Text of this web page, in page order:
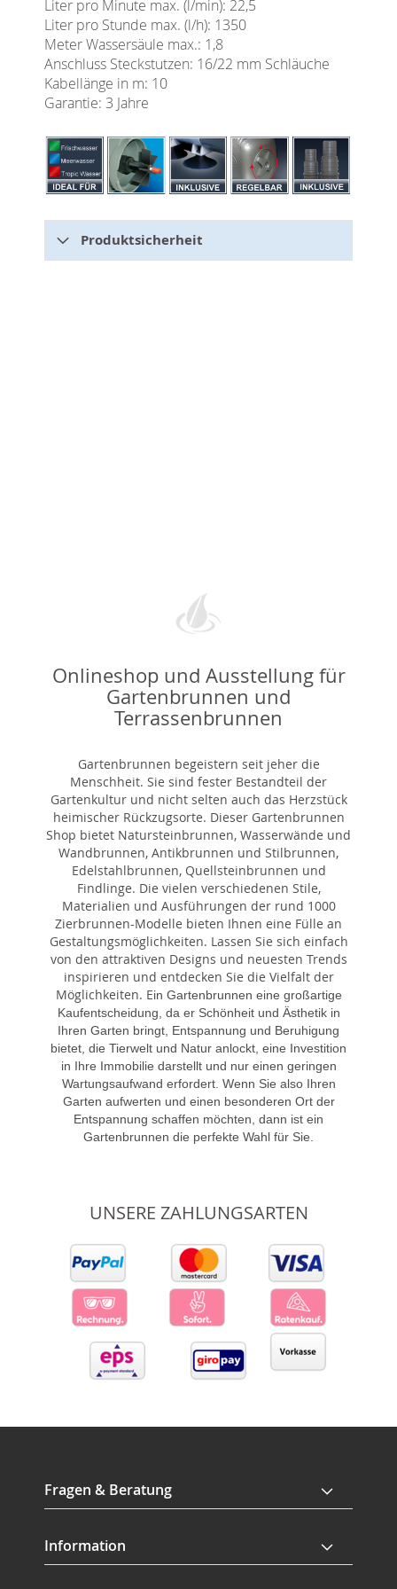
Liter pro Minute max. (l/min): 22,5
Liter pro Stunde max. (l/h): 1350
Meter Wassersäule max.: 1,8
Anschluss Steckstutzen: 16/22 mm Schläuche
Kabellänge in m: 10
Garantie: 3 Jahre
Produktsicherheit
Onlineshop und Ausstellung für
Gartenbrunnen und
Terrassenbrunnen
Gartenbrunnen begeistern seit jeher die
Menschheit. Sie sind fester Bestandteil der
Gartenkultur und nicht selten auch das Herzstück
heimischer Rückzugsorte. Dieser Gartenbrunnen
Shop bietet Natursteinbrunnen, Wasserwände und
Wandbrunnen, Antikbrunnen und Stilbrunnen,
Edelstahlbrunnen, Quellsteinbrunnen und
Findlinge. Die vielen verschiedenen Stile,
Materialien und Ausführungen der rund 1000
Zierbrunnen-Modelle bieten Ihnen eine Fülle an
Gestaltungsmöglichkeiten. Lassen Sie sich einfach
von den attraktiven Designs und neuesten Trends
inspirieren und entdecken Sie die Vielfalt der
Möglichkeiten. Ein Gartenbrunnen eine großartige
Kaufentscheidung, da er Schönheit und Ästhetik in
Ihren Garten bringt, Entspannung und Beruhigung
bietet, die Tierwelt und Natur anlockt, eine Investition
in Ihre Immobilie darstellt und nur einen geringen
Wartungsaufwand erfordert. Wenn Sie also Ihren
Garten aufwerten und einen besonderen Ort der
Entspannung schaffen möchten, dann ist ein
Gartenbrunnen die perfekte Wahl für Sie.
UNSERE ZAHLUNGSARTEN
Fragen & Beratung
Information